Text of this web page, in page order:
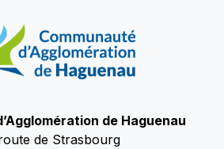
de Haguenau
de Strasbourg